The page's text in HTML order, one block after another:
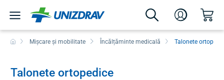
Mișcare și mobilitate Încălțăminte medicală Talonete
Talonete ortopedice